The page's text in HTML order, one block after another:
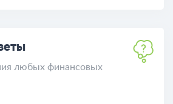
любых финансовых